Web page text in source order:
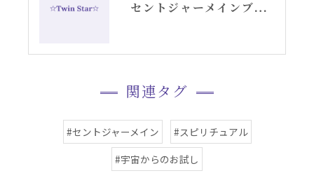
セントジャーメインブレッシングカード原画たちお帰りなさい動画
関連タグ
#セントジャーメイン
#スピリチュアル
#宇宙からのお試し